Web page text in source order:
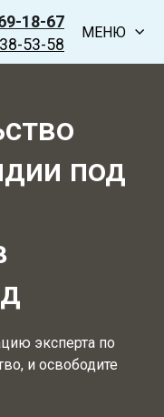
18-67
53-58
МЕНЮ
под
эксперта по
и освободите